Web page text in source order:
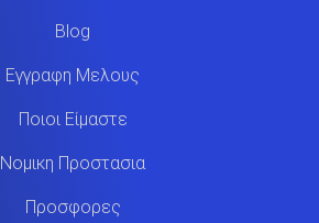
Blog
Εγγραφη Μελους
Ποιοι Είμαστε
Νομικη Προστασια
Προσφορες